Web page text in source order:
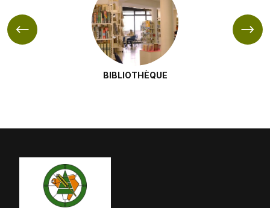
BIBLIOTHÈQUE